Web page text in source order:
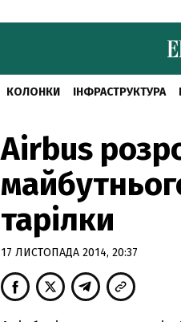
КОЛОНКИ ІНФРАСТРУКТУРА
Airbus
тарілки
17 ЛИСТОПАДА 2014, 20:37